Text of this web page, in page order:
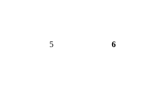
5 6